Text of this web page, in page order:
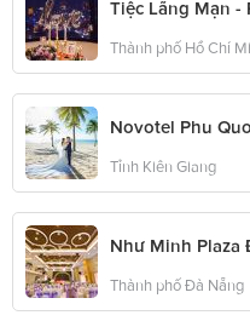
Tiệc Lãng Mạn -
Thành phố Hồ Chí
Novotel Phu
Tỉnh Kiên Giang
Như Minh Plaza
Thành phố Đà Nẵng